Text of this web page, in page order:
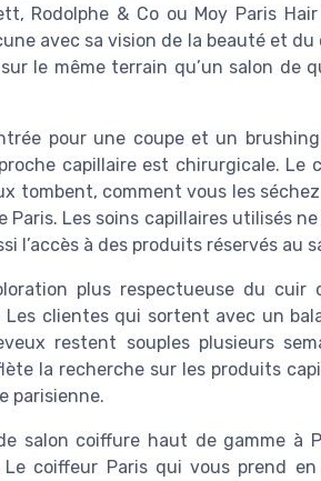
Rodolphe & Co ou Moy Paris
avec sa vision de la beauté et
le même terrain qu’un salon
pour une coupe et un
capillaire est chirurgicale.
tombent, comment vous les
Les soins capillaires utilisés
l’accès à des produits réservés au
plus respectueuse du cuir
Les clientes qui sortent avec un
restent souples plusieurs
la recherche sur les produits
parisienne.
salon coiffure haut de gamme à
coiffeur Paris qui vous prend